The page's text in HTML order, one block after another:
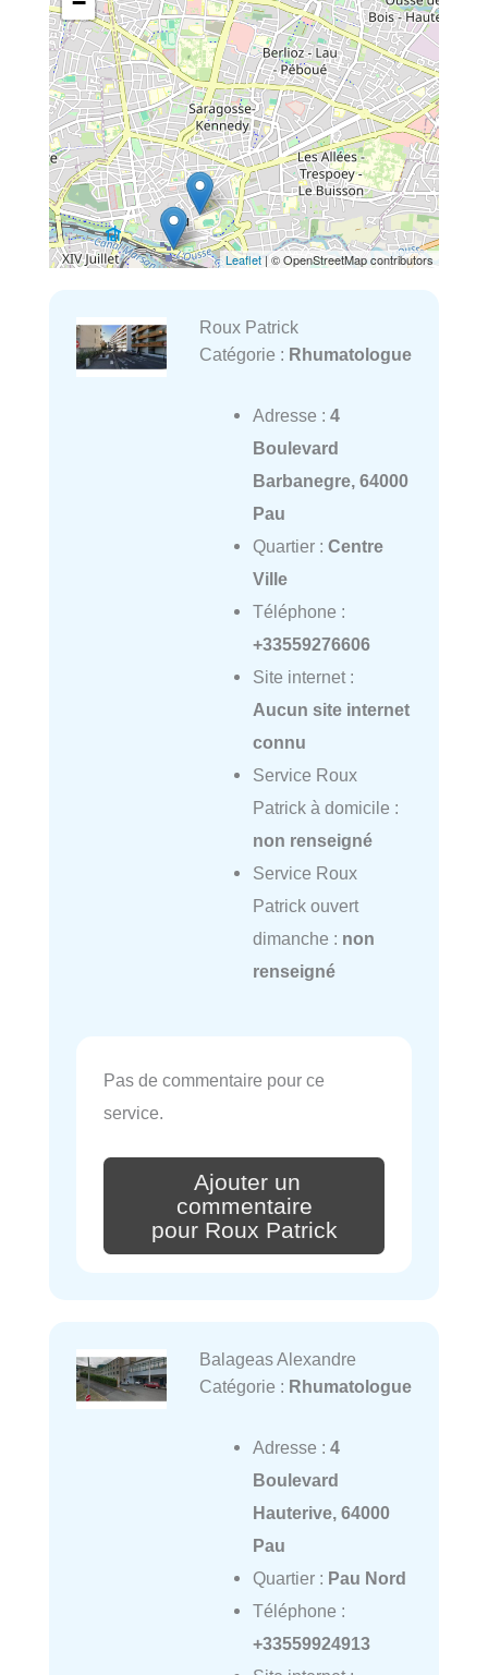
Leaflet| © OpenStreetMap contributors
Roux Patrick
Catégorie : Rhumatologue
Adresse : 4
Boulevard
Barbanegre, 64000
Pau
Quartier : Centre
Ville
Téléphone :
+33559276606
Site internet :
Aucun site internet
connu
Service Roux
Patrick à domicile :
non renseigné
Service Roux
Patrick ouvert
dimanche : non
renseigné
Pas de commentaire pour ce
service.
Ajouter un
commentaire
pour Roux Patrick
Balageas Alexandre
Catégorie : Rhumatologue
Adresse : 4
Boulevard
Hauterive, 64000
Pau
Quartier : Pau Nord
Téléphone :
+33559924913